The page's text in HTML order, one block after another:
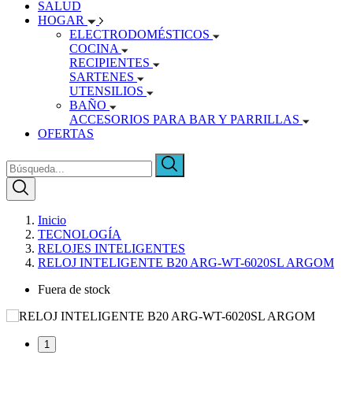
SALUD
HOGAR
ELECTRODOMÉSTICOS
COCINA
RECIPIENTES
SARTENES
UTENSILIOS
BAÑO
ACCESORIOS PARA BAR Y PARRILLAS
OFERTAS
Inicio
TECNOLOGÍA
RELOJES INTELIGENTES
RELOJ INTELIGENTE B20 ARG-WT-6020SL ARGOM
Fuera de stock
1